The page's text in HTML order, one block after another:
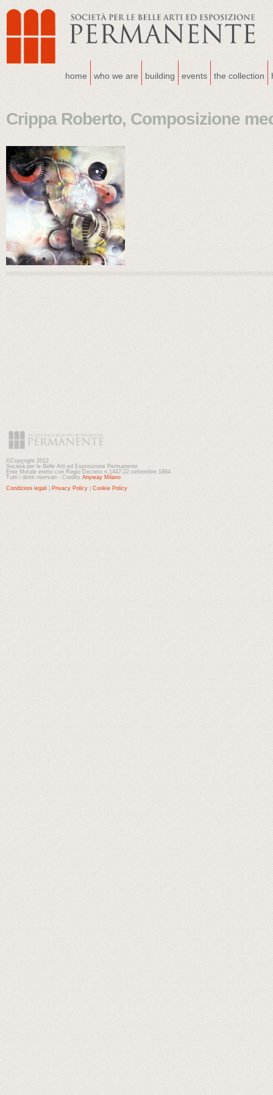
home who we are building events the collection
Crippa Roberto, Composizione
©Copyright 2012
Società per le Belle Arti ed Esposizione Permanente
Ente Morale eretto con Regio Decreto n.1447-22 settembre 1884
Tutti i diritti riservati - Credits Anyway Milano
Condizioni legali
Privacy Policy Cookie Policy